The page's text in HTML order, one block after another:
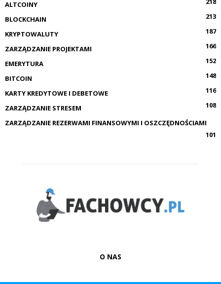
ALTCOINY
BLOCKCHAIN
213
KRYPTOWALUTY
187
ZARZĄDZANIE PROJEKTAMI
166
EMERYTURA
152
BITCOIN
148
KARTY KREDYTOWE I DEBETOWE
116
ZARZĄDZANIE STRESEM
108
ZARZĄDZANIE REZERWAMI FINANSOWYMI I OSZCZĘDNOŚCIAMI
101
O NAS